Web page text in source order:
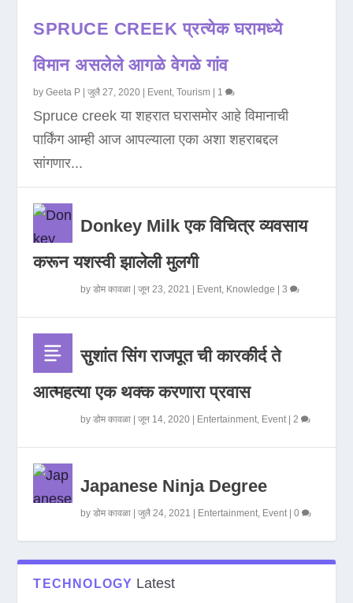
SPRUCE CREEK प्रत्येक घरामध्ये
विमान असलेले आगळे वेगळे गांव
byGeeta P |जुलै 27, 2020 Event,Tourism 1
Spruce creek या शहरात घरासमोर आहे विमानाची
पार्किंग आम्ही आज आपल्याला एका अशा शहराबद्दल
सांगणार...
Donkey Milk एक विचित्र व्यवसाय
करून यशस्वी झालेली मुलगी
byडोम कावळा |जून 23, 2021 Event, Knowledge |3
सुशांत सिंग राजपूत ची कारकीर्द ते
आत्महत्या एक थक्क करणारा प्रवास
byडोम कावळा |जून 14, 2020 Entertainment, Event|2
Japanese Ninja Degree
byडोम कावळा |जुलै 24, 2021 Entertainment, Event|0
TECHNOLOGY Latest